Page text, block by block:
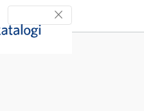
Toggle navigation